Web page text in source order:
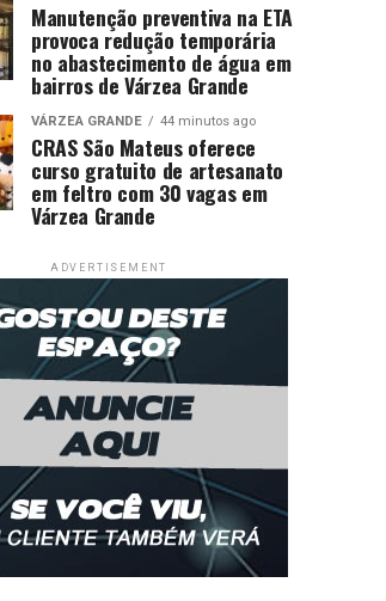
Manutenção preventiva na ETA
provoca redução temporária
no abastecimento de água em
bairros de Várzea Grande
VÁRZEA GRANDE 44 minutos ago
CRAS São Mateus oferece
curso gratuito de artesanato
em feltro com 30 vagas em
Várzea Grande
ADVERTISEMENT